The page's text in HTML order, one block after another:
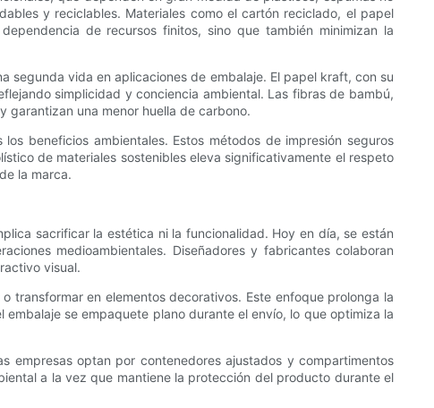
y reciclables. Materiales como el cartón reciclado, el papel
de recursos finitos, sino que también minimizan la
segunda vida en aplicaciones de embalaje. El papel kraft, con su
simplicidad y conciencia ambiental. Las fibras de bambú,
una menor huella de carbono.
beneficios ambientales. Estos métodos de impresión seguros
de materiales sostenibles eleva significativamente el respeto
la marca.
sacrificar la estética ni la funcionalidad. Hoy en día, se están
medioambientales. Diseñadores y fabricantes colaboran
visual.
transformar en elementos decorativos. Este enfoque prolonga la
se empaquete plano durante el envío, lo que optimiza la
empresas optan por contenedores ajustados y compartimentos
a la vez que mantiene la protección del producto durante el